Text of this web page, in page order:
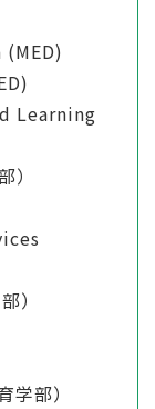
Learning
）
部）